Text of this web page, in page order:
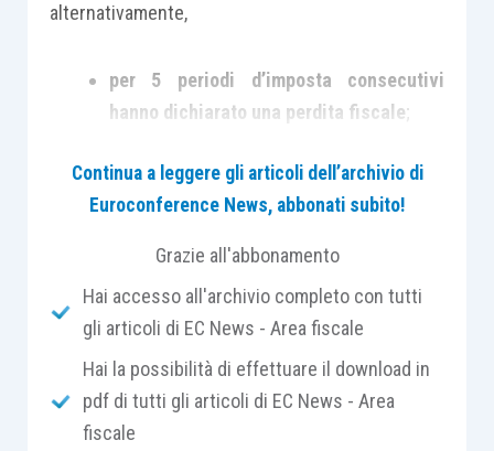
alternativamente,
per 5 periodi d’imposta consecutivi
hanno dichiarato una perdita fiscale;
per un anno un reddito inferiore a quello
minimo presuntoin base all’ articolo 30,
La presunzione di “non operatività” opera, ai sensi
articolo 2, comma 36-decies, D.L. 138/2011
nel periodo successivo al quinquennio, ossia
nel sesto periodo .
Continua a leggere gli articoli dell’archivio di
Euroconference News, abbonati subito!
Grazie all'abbonamento
Hai accesso all'archivio completo con tutti
gli articoli di EC News - Area fiscale
Hai la possibilità di effettuare il download in
pdf di tutti gli articoli di EC News - Area
fiscale